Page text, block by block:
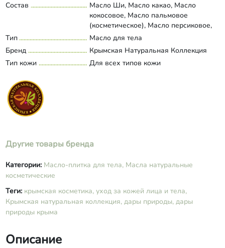
Состав
Масло Ши, Масло какао, Масло
кокосовое, Масло пальмовое
(косметическое), Масло персиковое,
Масло абрикосовое, Масло Арганы,
Пчелиный воск, Натуральная
парфюмерная композиция, Витамин Е.
Развернуть состав
Тип
Масло для тела
Бренд
Крымская Натуральная Коллекция
Тип кожи
Для всех типов кожи
Другие товары бренда
Категории: Масло-плитка для тела, Масла натуральные
косметические
Теги: крымская косметика, уход за кожей лица и тела,
Крымская натуральная коллекция, дары природы, дары
природы крыма
Описание